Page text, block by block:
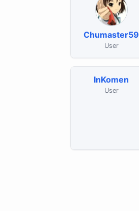
Chumaster59
User
InKomen
User